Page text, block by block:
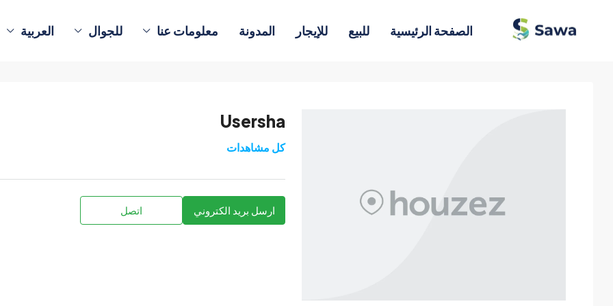
الصفحة الرئيسية للبيع للإيجار المدونة معلومات عنا للجوال العربية
Usersha
كل مشاهدات
ارسل بريد الكتروني اتصل